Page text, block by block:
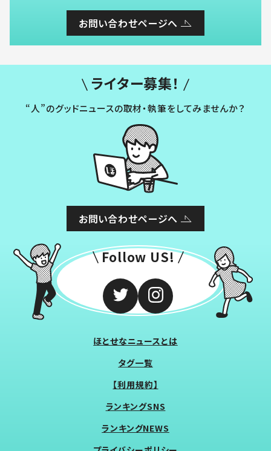
お問い合わせページへ
ライター募集！
“人”のグッドニュースの取材・執筆をしてみませんか？
お問い合わせページへ
Follow US!
ほとせなニュースとは
タグ一覧
【利用規約】
ランキングSNS
ランキングNEWS